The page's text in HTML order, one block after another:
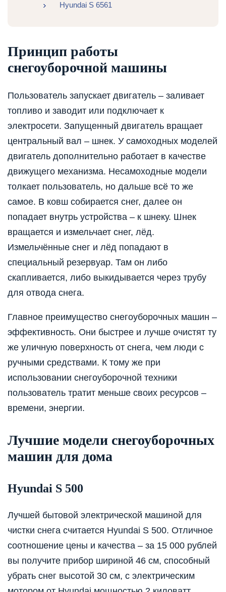
Hyundai S 6561
Принцип работы
снегоуборочной машины
Пользователь запускает двигатель – заливает
топливо и заводит или подключает к
электросети. Запущенный двигатель вращает
центральный вал – шнек. У самоходных моделей
двигатель дополнительно работает в качестве
движущего механизма. Несамоходные модели
толкает пользователь, но дальше всё то же
самое. В ковш собирается снег, далее он
попадает внутрь устройства – к шнеку. Шнек
вращается и измельчает снег, лёд.
Измельчённые снег и лёд попадают в
специальный резервуар. Там он либо
скапливается, либо выкидывается через трубу
для отвода снега.
Главное преимущество снегоуборочных машин –
эффективность. Они быстрее и лучше очистят ту
же уличную поверхность от снега, чем люди с
ручными средствами. К тому же при
использовании снегоуборочной техники
пользователь тратит меньше своих ресурсов –
времени, энергии.
Лучшие модели снегоуборочных
машин для дома
Hyundai S 500
Лучшей бытовой электрической машиной для
чистки снега считается Hyundai S 500. Отличное
соотношение цены и качества – за 15 000 рублей
вы получите прибор шириной 46 см, способный
убрать снег высотой 30 см, с электрическим